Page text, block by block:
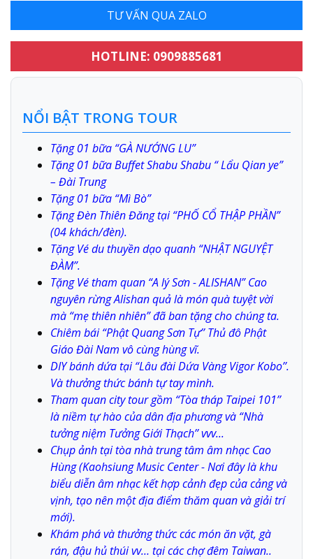
TƯ VẤN QUA ZALO
HOTLINE: 0909885681
NỔI BẬT TRONG TOUR
Tặng 01 bữa “GÀ NƯỚNG LU”
Tặng 01 bữa Buffet Shabu Shabu “ Lẩu Qian ye”
– Đài Trung
Tặng 01 bữa “Mì Bò”
Tặng Đèn Thiên Đăng tại “PHỐ CỔ THẬP PHẦN”
(04 khách/đèn).
Tặng Vé du thuyền dạo quanh “NHẬT NGUYỆT
ĐÀM”.
Tặng Vé tham quan “A lý Sơn - ALISHAN” Cao
nguyên rừng Alishan quả là món quà tuyệt vời
mà “mẹ thiên nhiên” đã ban tặng cho chúng ta.
Chiêm bái “Phật Quang Sơn Tự’’ Thủ đô Phật
Giáo Đài Nam vô cùng hùng vĩ.
DIY bánh dứa tại “Lâu đài Dứa Vàng Vigor Kobo’’.
Và thưởng thức bánh tự tay mình.
Tham quan city tour gồm “Tòa tháp Taipei 101’’
là niềm tự hào của dân địa phương và “Nhà
tưởng niệm Tưởng Giới Thạch’’ vvv...
Chụp ảnh tại tòa nhà trung tâm âm nhạc Cao
Hùng (Kaohsiung Music Center - Nơi đây là khu
biểu diễn âm nhạc kết hợp cảnh đẹp của cảng và
vịnh, tạo nên một địa điểm thăm quan và giải trí
mới).
Khám phá và thưởng thức các món ăn vặt, gà
rán, đậu hủ thúi vv… tại các chợ đêm Taiwan..